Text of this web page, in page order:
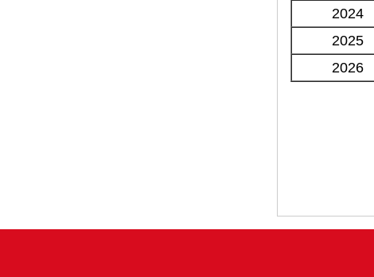
2024
2025
2026